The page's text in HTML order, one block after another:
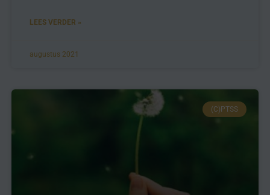
LEES VERDER »
augustus 2021
(C)PTSS